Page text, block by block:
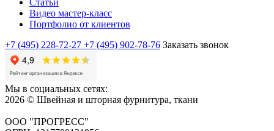
Видео мастер-класс
Портфолио от клиентов
+7 (495) 228-72-27 +7 (495) 902-78-76 Заказать звонок
Мы в социальных сетях:
2026 © Швейная и шторная фурнитура, ткани
ООО "ПРОГРЕСС"